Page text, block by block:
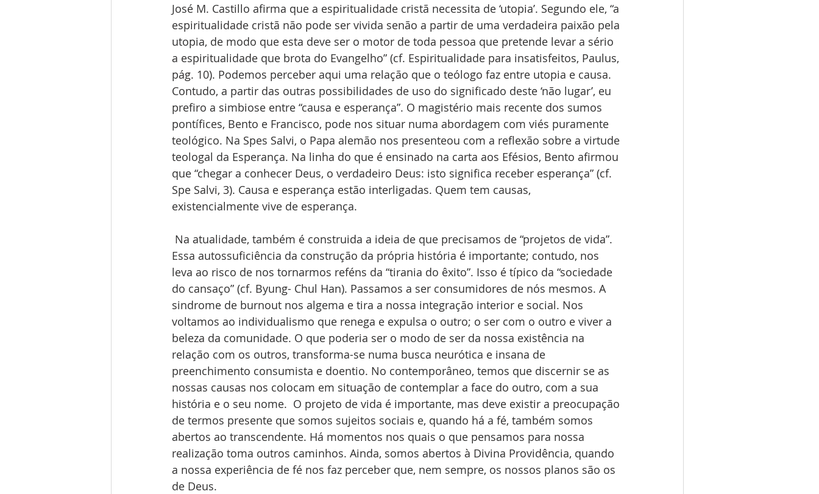
José M. Castillo afirma que a espiritualidade cristã necessita de ‘utopia’. Segundo ele, “a
espiritualidade cristã não pode ser vivida senão a partir de uma verdadeira paixão pela
utopia, de modo que esta deve ser o motor de toda pessoa que pretende levar a sério
a espiritualidade que brota do Evangelho” (cf. Espiritualidade para insatisfeitos, Paulus,
pág. 10). Podemos perceber aqui uma relação que o teólogo faz entre utopia e causa.
Contudo, a partir das outras possibilidades de uso do significado deste ‘não lugar’, eu
prefiro a simbiose entre “causa e esperança”. O magistério mais recente dos sumos
pontífices, Bento e Francisco, pode nos situar numa abordagem com viés puramente
teológico. Na Spes Salvi, o Papa alemão nos presenteou com a reflexão sobre a virtude
teologal da Esperança. Na linha do que é ensinado na carta aos Efésios, Bento afirmou
que “chegar a conhecer Deus, o verdadeiro Deus: isto significa receber esperança” (cf.
Spe Salvi, 3). Causa e esperança estão interligadas. Quem tem causas,
existencialmente vive de esperança.
Essa autossuficiência da construção da própria história é importante; contudo, nos
leva ao risco de nos tornarmos reféns da “tirania do êxito”. Isso é típico da “sociedade
do cansaço” (cf. Byung- Chul Han). Passamos a ser consumidores de nós mesmos. A
sindrome de burnout nos algema e tira a nossa integração interior e social. Nos
voltamos ao individualismo que renega e expulsa o outro; o ser com o outro e viver a
beleza da comunidade. O que poderia ser o modo de ser da nossa existência na
relação com os outros, transforma-se numa busca neurótica e insana de
preenchimento consumista e doentio. No contemporâneo, temos que discernir se as
nossas causas nos colocam em situação de contemplar a face do outro, com a sua
história e o seu nome.  O projeto de vida é importante, mas deve existir a preocupação
de termos presente que somos sujeitos sociais e, quando há a fé, também somos
abertos ao transcendente. Há momentos nos quais o que pensamos para nossa
realização toma outros caminhos. Ainda, somos abertos à Divina Providência, quando
a nossa experiência de fé nos faz perceber que, nem sempre, os nossos planos são os
de Deus.